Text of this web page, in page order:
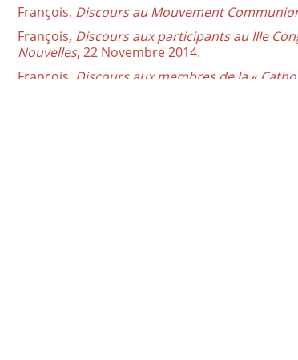
François, Discours au Mouvement
François, Discours aux participants au IIIe
Nouvelles, 22 Novembre 2014.
François, Discours aux membres de la «